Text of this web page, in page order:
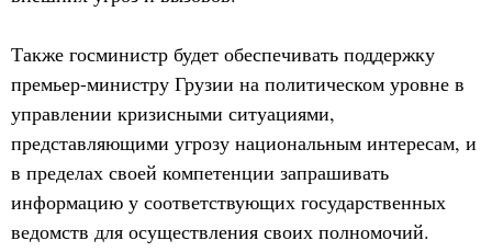
Также госминистр будет обеспечивать поддержку
премьер-министру Грузии на политическом уровне в
управлении кризисными ситуациями,
представляющими угрозу национальным интересам, и
в пределах своей компетенции запрашивать
информацию у соответствующих государственных
ведомств для осуществления своих полномочий.